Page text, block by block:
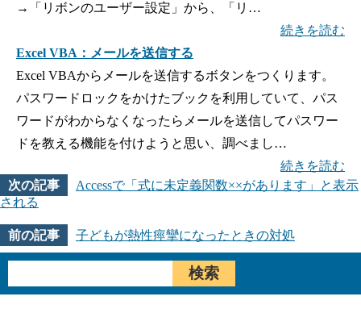
→「リボンのユーザー設定」から、「リ…
続きを読む
Excel VBA：メールを送信する
Excel VBAからメールを送信するボタンをつくります。
パスワードロックをかけたブックを利用していて、パス
ワードがわからなくなったらメールを送信してパスワー
ドを教える機能を付けようと思い、調べまし…
続きを読む
Accessで「式に未定義関数××があります」と表示
される
子どもが熱性痙攣になったときの対処